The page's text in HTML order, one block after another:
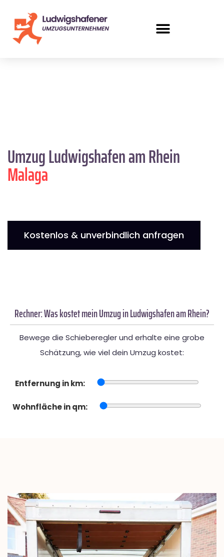
Umzug Ludwigshafen am Rhein
Malaga
Kostenlos & unverbindlich anfragen
Rechner: Was kostet mein Umzug in Ludwigshafen am Rhein?
Bewege die Schieberegler und erhalte eine grobe
Schätzung, wie viel dein Umzug kostet:
Entfernung in km:
Wohnfläche in qm: